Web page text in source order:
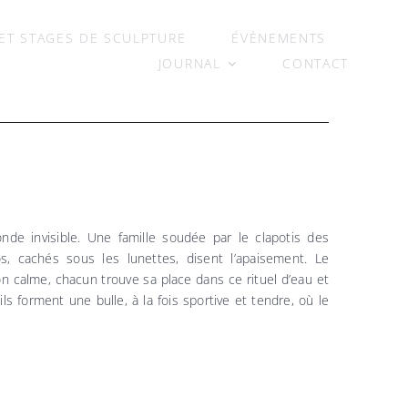
STAGES DE SCULPTURE
ÉVÈNEMENTS
JOURNAL
CONTACT
invisible. Une famille soudée par le clapotis des
cachés sous les lunettes, disent l’apaisement. Le
calme, chacun trouve sa place dans ce rituel d’eau et
forment une bulle, à la fois sportive et tendre, où le